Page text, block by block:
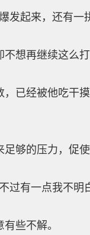
起来，还有一拼
想再继续这么
经被他吃干摸
的压力，促使
有一点我不明
些不解。